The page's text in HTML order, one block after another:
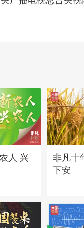
人 兴
非凡十
下安